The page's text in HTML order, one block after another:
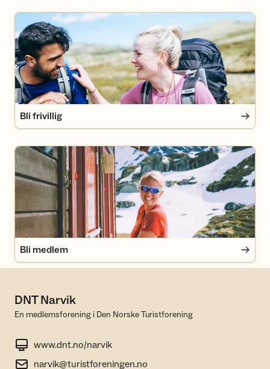
Bli frivillig
Bli frivillig
Bli medlem
Bli medlem
DNT Narvik
En medlemsforening i Den Norske Turistforening
www.dnt.no/narvik
narvik@turistforeningen.no